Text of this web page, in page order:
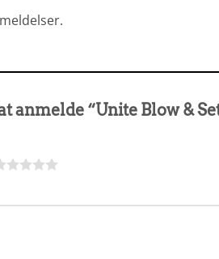
anmelde “Unite Blow &